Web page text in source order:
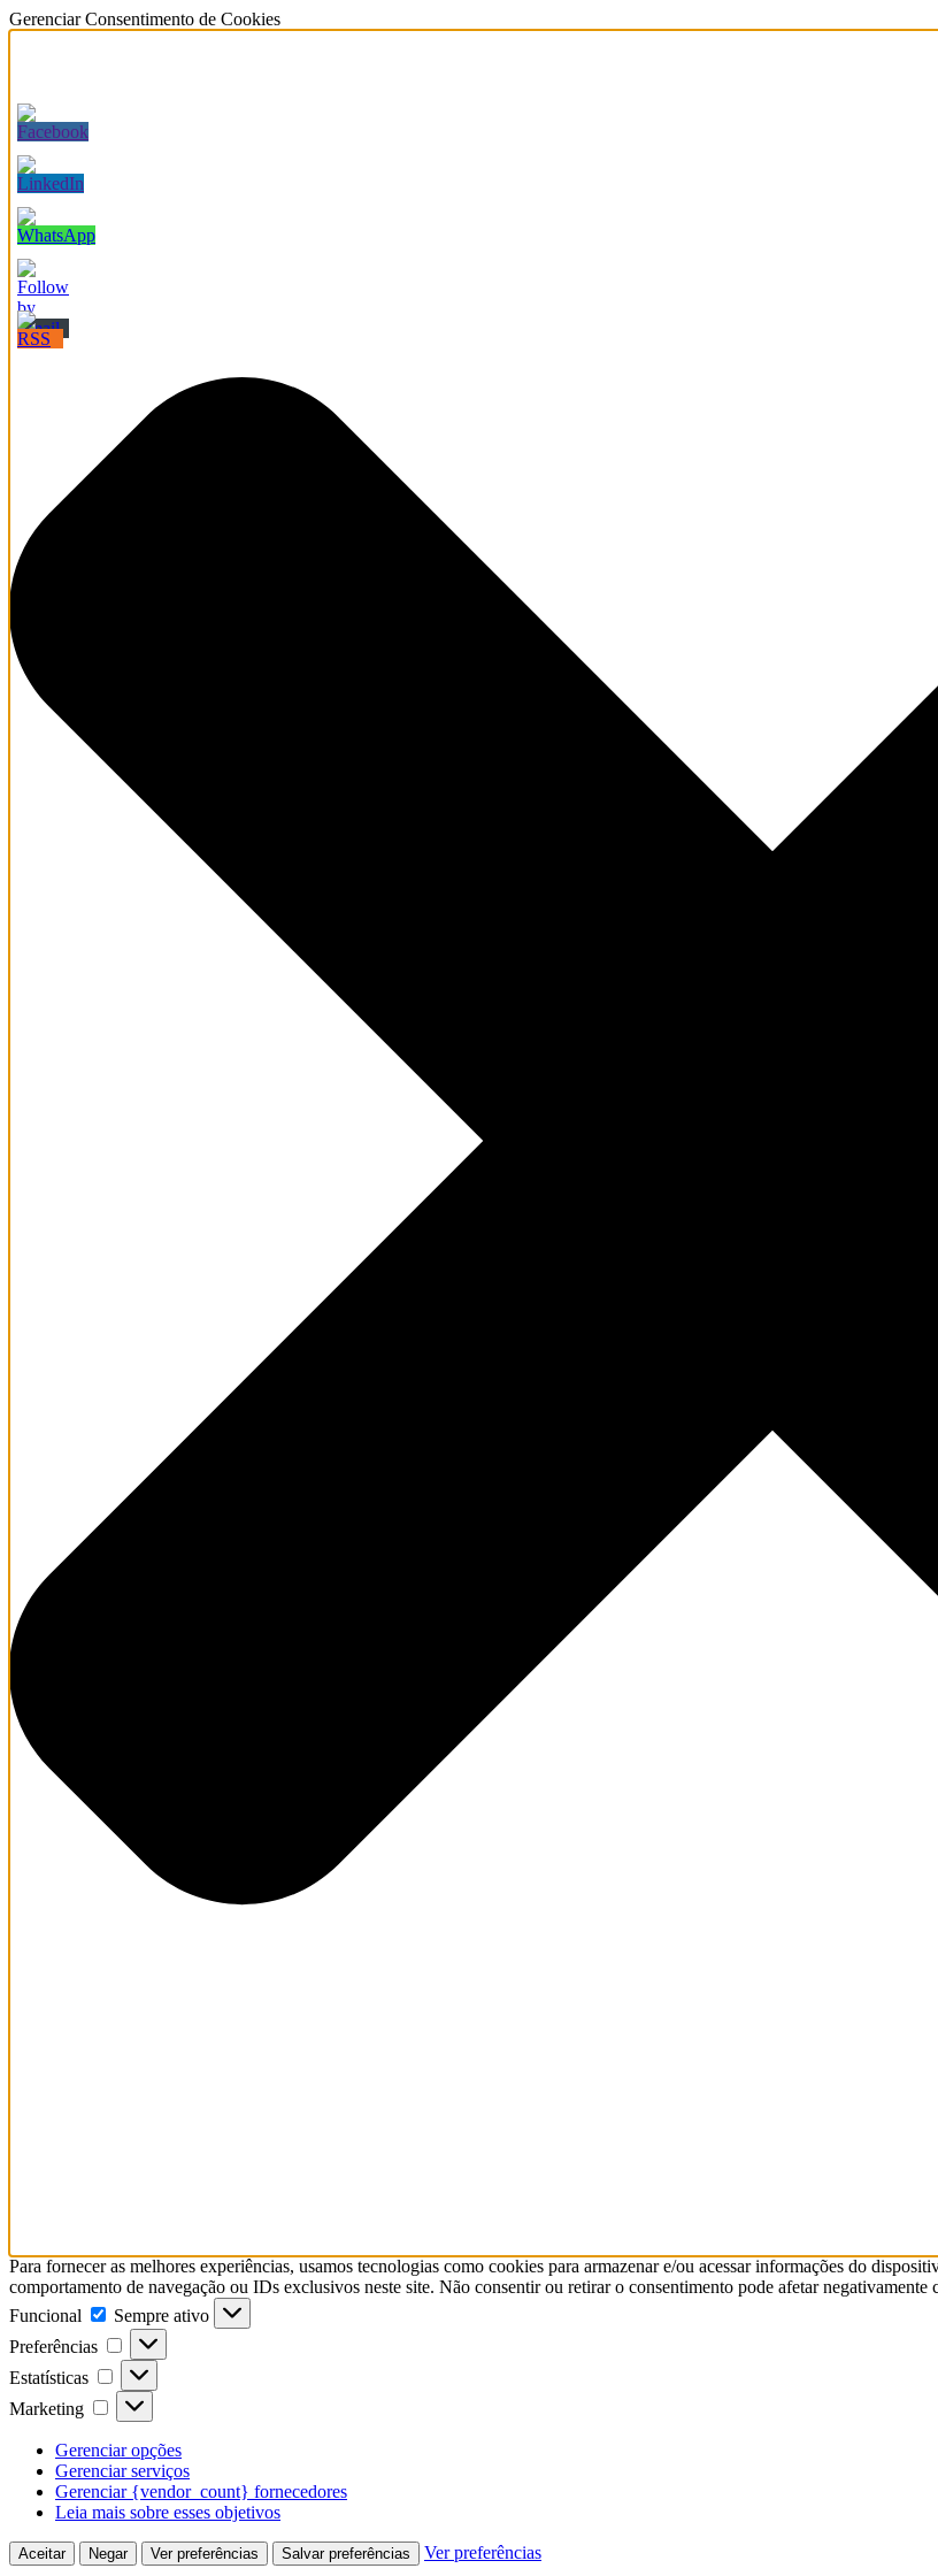
Gerenciar Consentimento de Cookies
Para fornecer as melhores experiências, usamos tecnologias como cookies para armazenar e/ou acessar informações do
comportamento de navegação ou IDs exclusivos neste site. Não consentir ou retirar o consentimento pode afetar negativamente
Funcional
Funcional
Sempre ativo
Preferências
Preferências
Estatísticas Estatísticas
Marketing Marketing
Gerenciar opções
Gerenciar serviços
Gerenciar {vendor_count} fornecedores
Leia mais sobre esses objetivos
Aceitar Negar Ver preferências Salvar preferências Ver preferências